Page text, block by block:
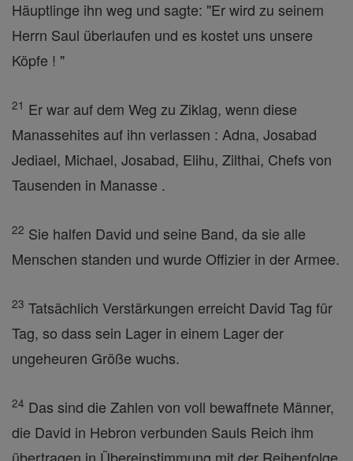
Häuptlinge ihn weg und sagte: "Er wird zu seinem
Herrn Saul überlaufen und es kostet uns unsere
Köpfe ! "
21 Er war auf dem Weg zu Ziklag, wenn diese
Manassehites auf ihn verlassen : Adna, Josabad
Jediael, Michael, Josabad, Elihu, Zilthai, Chefs von
Tausenden in Manasse .
22 Sie halfen David und seine Band, da sie alle
Menschen standen und wurde Offizier in der Armee.
23 Tatsächlich Verstärkungen erreicht David Tag für
Tag, so dass sein Lager in einem Lager der
ungeheuren Größe wuchs.
24 Das sind die Zahlen von voll bewaffnete Männer,
die David in Hebron verbunden Sauls Reich ihm